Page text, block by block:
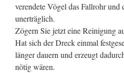
verendete Vögel das Fallrohr und
unerträglich.
Zögern Sie jetzt eine Reinigung
Hat sich der Dreck einmal
länger dauern und erzeugt
nötig wären.